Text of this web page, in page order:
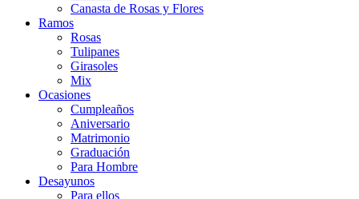
Canasta de Rosas y Flores
Ramos
Rosas
Tulipanes
Girasoles
Mix
Ocasiones
Cumpleaños
Aniversario
Matrimonio
Graduación
Para Hombre
Desayunos
Para ellos